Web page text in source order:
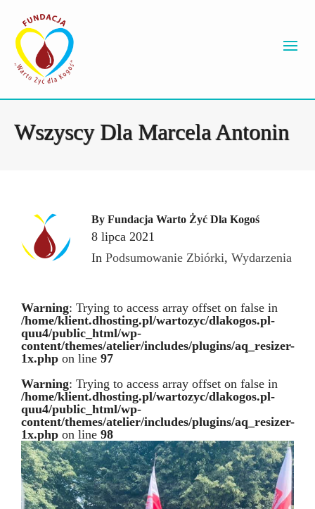
Wszyscy Dla Marcela Antonin
By Fundacja Warto Żyć Dla Kogoś
8 lipca 2021
In Podsumowanie Zbiórki, Wydarzenia
Warning: Trying to access array offset on false in
/home/klient.dhosting.pl/wartozyc/dlakogos.pl-
quu4/public_html/wp-
content/themes/atelier/includes/plugins/aq_resizer-
1x.php on line 97
Warning: Trying to access array offset on false in
/home/klient.dhosting.pl/wartozyc/dlakogos.pl-
quu4/public_html/wp-
content/themes/atelier/includes/plugins/aq_resizer-
1x.php on line 98